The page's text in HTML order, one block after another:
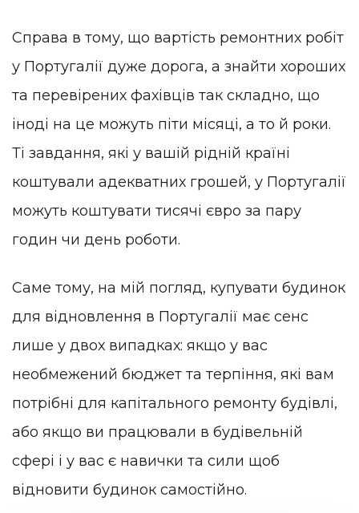
Справа в тому, що вартість ремонтних робіт
у Португалії дуже дорога, а знайти хороших
та перевірених фахівців так складно, що
іноді на це можуть піти місяці, а то й роки.
Ті завдання, які у вашій рідній країні
коштували адекватних грошей, у Португалії
можуть коштувати тисячі євро за пару
годин чи день роботи.
Саме тому, на мій погляд, купувати будинок
для відновлення в Португалії має сенс
лише у двох випадках: якщо у вас
необмежений бюджет та терпіння, які вам
потрібні для капітального ремонту будівлі,
або якщо ви працювали в будівельній
сфері і у вас є навички та сили щоб
відновити будинок самостійно.